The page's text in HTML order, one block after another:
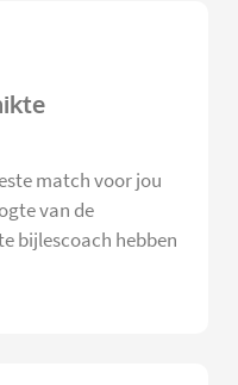
match voor jou
van de
bijlescoach hebben